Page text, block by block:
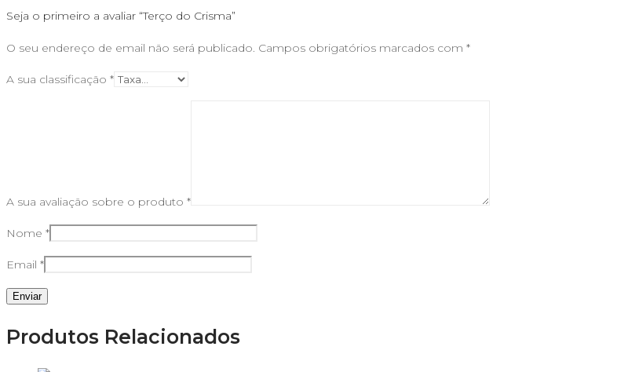
Seja o primeiro a avaliar “Terço do Crisma”
O seu endereço de email não será publicado. Campos obrigatórios marcados com *
A sua classificação *
A sua avaliação sobre o produto *
Nome *
Email *
Produtos Relacionados